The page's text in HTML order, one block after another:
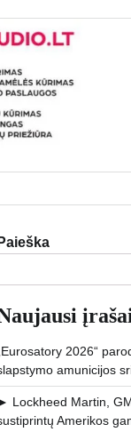
Paieška
„Eurosatory 2026“
amunicijos
Lockheed Martin,
Amerikos